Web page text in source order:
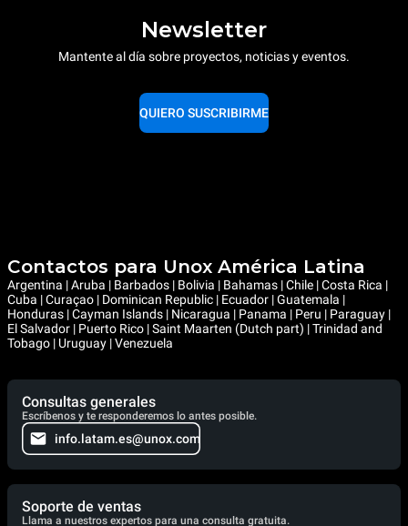
Newsletter
Mantente al día sobre proyectos, noticias y eventos.
QUIERO SUSCRIBIRME
Contactos para Unox América Latina
Argentina | Aruba | Barbados | Bolivia | Bahamas | Chile | Costa Rica |
Cuba | Curaçao | Dominican Republic | Ecuador | Guatemala |
Honduras | Cayman Islands | Nicaragua | Panama | Peru | Paraguay |
El Salvador | Puerto Rico | Saint Maarten (Dutch part) | Trinidad and
Tobago | Uruguay | Venezuela
Consultas generales
Escríbenos y te responderemos lo antes posible.
info.latam.es@unox.com
Soporte de ventas
Llama a nuestros expertos para una consulta gratuita.